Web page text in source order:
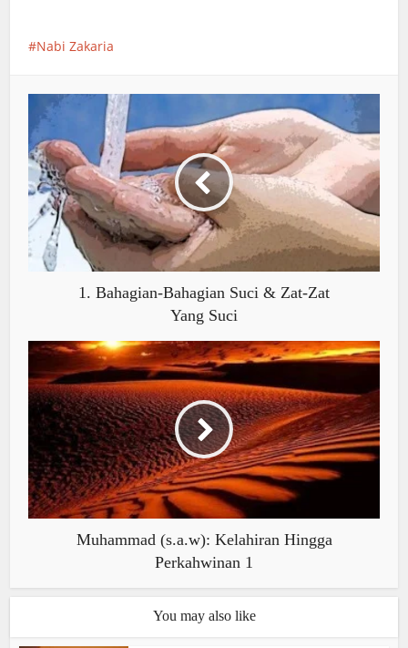
Nabi Zakaria
1. Bahagian-Bahagian Suci & Zat-Zat
Yang Suci
Muhammad (s.a.w): Kelahiran Hingga
Perkahwinan 1
You may also like